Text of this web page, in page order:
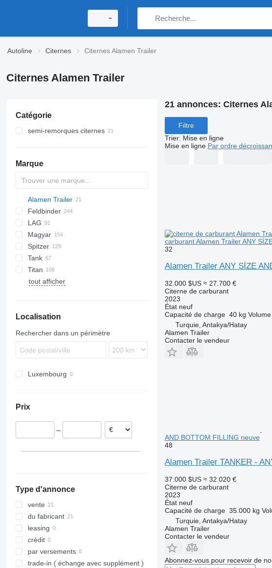
Autoline Citernes Citernes Alamen Trailer
Citernes Alamen Trailer
Catégorie
semi-remorques citernes
citernes de ciment
citernes chimiques
Marque
54500
Alamen Trailer
SVM
NCG
NG
CB
T-series
SAPL
KIS
STF
ADR
BPDO
BPO
CK
SOA
K series
LPG
45
AMMONIA
LPG
Carrytank
TF
Feldbinder
EUT
KIP
TSA
ASW
TX
Stralis
Modulo
TSA
SSK
SSL
STB
STS
LAG
0-3
GSA
O-3
TGS
Magyar
S-series
SR
SA
SL
L-series
CM
MACOLA
SCT
TS
Spitzer
SF
SK
LPG
OPL 38
Tank
Titan
SP
ADR
97
NS
LPG
tout afficher
Localisation
Rechercher dans un périmètre
Luxembourg
Prix
–
Type d'annonce
vente
du fabricant
leasing
crédit
par versements
trade-in ( échange avec supplément )
21 annonces: Citernes
Filtre
Trier: Mise en ligne
Mise en ligne Par ordre
carburant Alamen Trailer ANY
32
Alamen Trailer ANY SİZE
32.000 $US ≈ 27.700 €
Citerne de carburant
2023
Étatneuf
Capacité de charge 40 kg Volume
Turquie, Antakya/Hatay
Alamen Trailer
Contacter le vendeur
AND BOTTOM FILLING neuve
48
Alamen Trailer TANKER -
37.000 $US ≈ 32.020 €
Citerne de carburant
2023
Étatneuf
Capacité de charge 35.000 kg
Turquie, Antakya/Hatay
Alamen Trailer
Contacter le vendeur
Abonnez-vous pour recevoir de